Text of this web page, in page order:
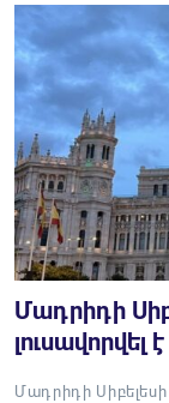
Մադրիդի
լուսավորվել
Մադրիդի